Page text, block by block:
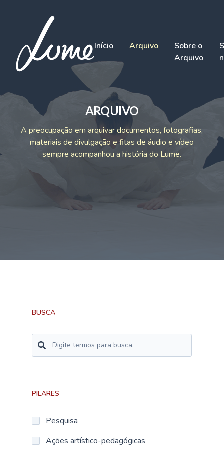
Início Arquivo
Sobre o
Arquivo
ARQUIVO
A preocupação em arquivar documentos, fotografias,
materiais de divulgação e fitas de áudio e vídeo
sempre acompanhou a história do Lume.
BUSCA
Buscar
PILARES
Pesquisa
Ações artístico-pedagógicas